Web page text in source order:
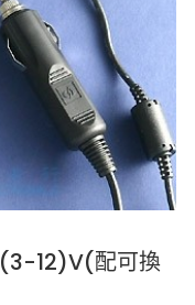
12)V(配可換